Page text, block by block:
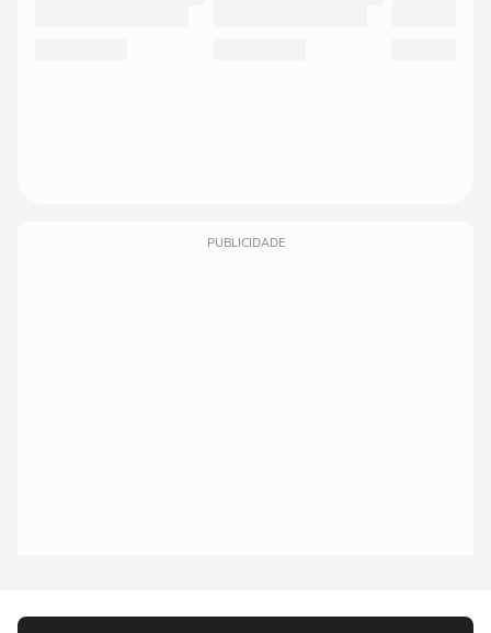
PUBLICIDADE